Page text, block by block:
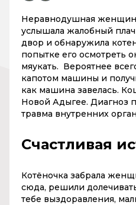
Неравнодушная
услышала жалобный плач
двор и обнаружила
попытке его осмотреть
мяукать. Вероятнее
капотом машины и
как машина завелась.
Новой Адыгее. Диагноз
травма внутренних
Счастливая
Котёночка забрала
сюда, решили
тебе выздоравления,